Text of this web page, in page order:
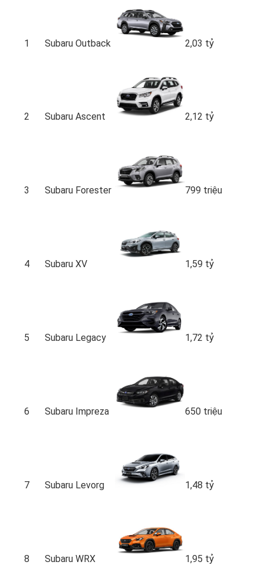
1 Subaru Outback 2,03 tỷ
2 Subaru Ascent 2,12 tỷ
3 Subaru Forester 799 triệu
4 Subaru XV 1,59 tỷ
5 Subaru Legacy 1,72 tỷ
6 Subaru Impreza 650 triệu
7 Subaru Levorg 1,48 tỷ
8 Subaru WRX 1,95 tỷ